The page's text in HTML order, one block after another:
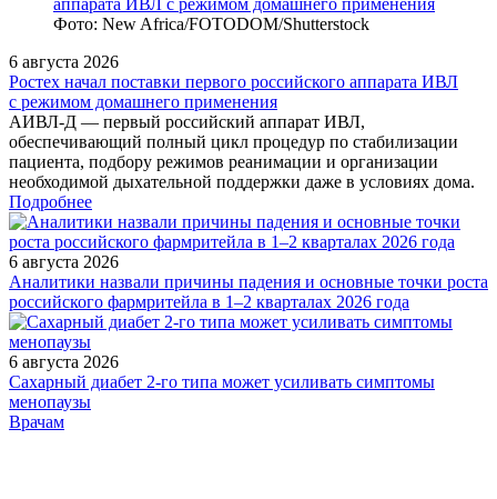
Фото: New Africa/FOTODOM/Shutterstock
6 августа 2026
Ростех начал поставки первого российского аппарата ИВЛ
с режимом домашнего применения
АИВЛ‑Д — первый российский аппарат ИВЛ,
обеспечивающий полный цикл процедур по стабилизации
пациента, подбору режимов реанимации и организации
необходимой дыхательной поддержки даже в условиях дома.
Подробнее
6 августа 2026
Аналитики назвали причины падения и основные точки роста
российского фармритейла в 1–2 кварталах 2026 года
6 августа 2026
Сахарный диабет 2‑го типа может усиливать симптомы
менопаузы
/adversting/
Врачам